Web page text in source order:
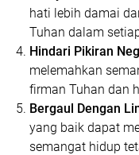
hati lebih damai
Tuhan dalam
Hindari Pikiran
melemahkan
firman Tuhan dan
Bergaul Dengan
yang baik dapat
semangat hidup